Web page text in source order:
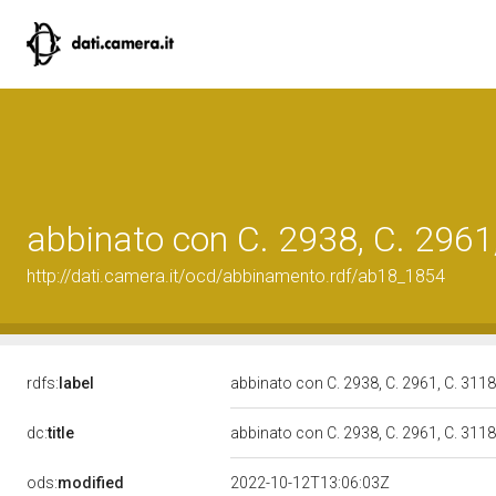
abbinato con C. 2938, C.
http://dati.camera.it/ocd/abbinamento.rdf/ab18_1854
rdfs: label abbinato con C. 2938, C. 2961, C. 3118
dc:title abbinato con C. 2938, C. 2961, C. 3118
ods:modified 2022-10-12T13:06:03Z